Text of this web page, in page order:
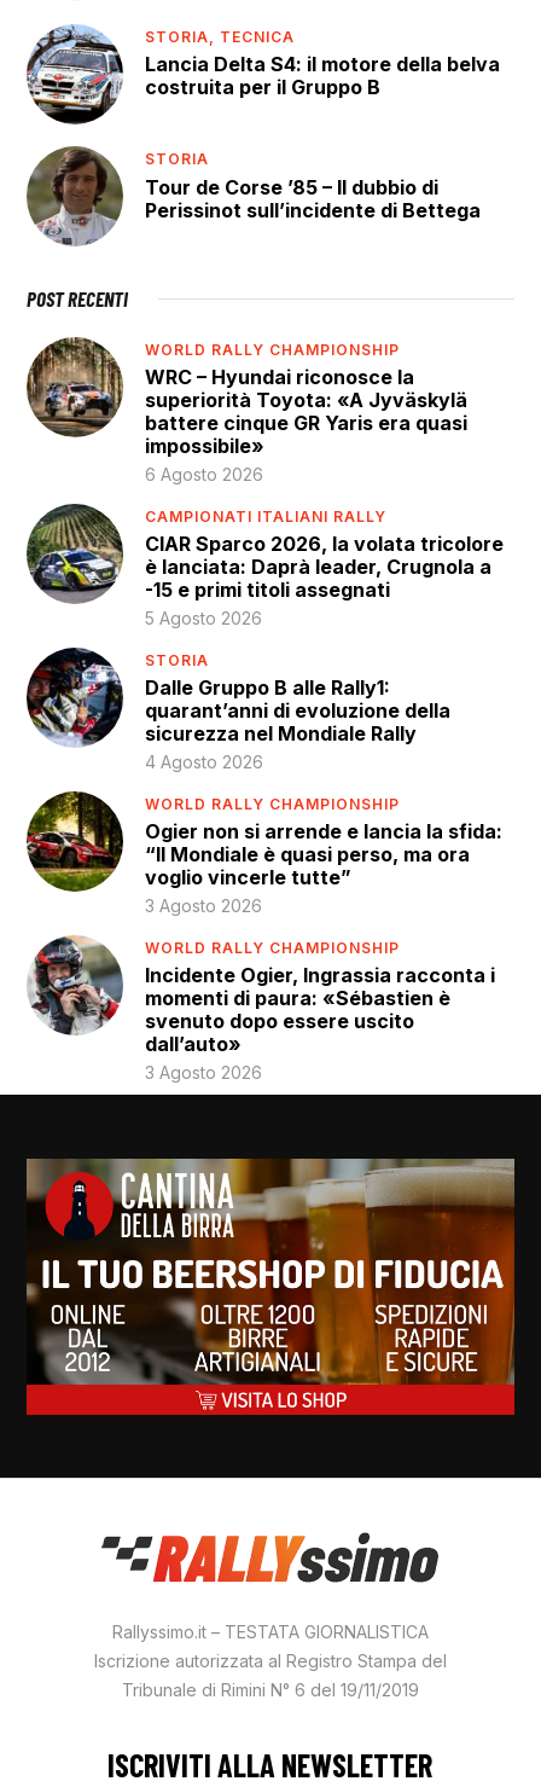
STORIA, TECNICA
Lancia Delta S4: il motore della belva
costruita per il Gruppo B
STORIA
Tour de Corse ’85 – Il dubbio di
Perissinot sull’incidente di Bettega
POST RECENTI
WORLD RALLY CHAMPIONSHIP
WRC – Hyundai riconosce la
superiorità Toyota: «A Jyväskylä
battere cinque GR Yaris era quasi
impossibile»
6 Agosto 2026
CAMPIONATI ITALIANI RALLY
CIAR Sparco 2026, la volata tricolore
è lanciata: Daprà leader, Crugnola a
-15 e primi titoli assegnati
5 Agosto 2026
STORIA
Dalle Gruppo B alle Rally1:
quarant’anni di evoluzione della
sicurezza nel Mondiale Rally
4 Agosto 2026
WORLD RALLY CHAMPIONSHIP
Ogier non si arrende e lancia la sfida:
“Il Mondiale è quasi perso, ma ora
voglio vincerle tutte”
3 Agosto 2026
WORLD RALLY CHAMPIONSHIP
Incidente Ogier, Ingrassia racconta i
momenti di paura: «Sébastien è
svenuto dopo essere uscito
dall’auto»
3 Agosto 2026
Rallyssimo.it – TESTATA GIORNALISTICA
Iscrizione autorizzata al Registro Stampa del
Tribunale di Rimini N° 6 del 19/11/2019
ISCRIVITI ALLA NEWSLETTER